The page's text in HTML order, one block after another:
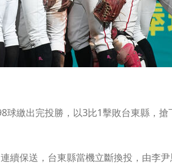
繳出完投勝，以3比1擊敗台東縣，搶
續保送，台東縣當機立斷換投，由李